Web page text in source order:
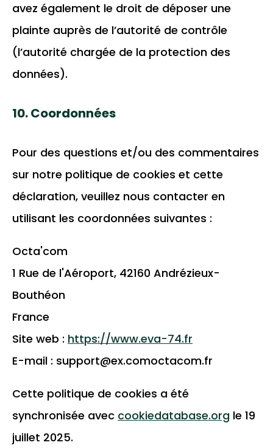
avez également le droit de déposer une
plainte auprès de l’autorité de contrôle
(l’autorité chargée de la protection des
données).
10. Coordonnées
Pour des questions et/ou des commentaires
sur notre politique de cookies et cette
déclaration, veuillez nous contacter en
utilisant les coordonnées suivantes :
Octa'com
1 Rue de l'Aéroport, 42160 Andrézieux-
Bouthéon
France
Site web : https://www.eva-74.fr
E-mail : support@ex.comoctacom.fr
Cette politique de cookies a été
synchronisée avec cookiedatabase.org le 19
juillet 2025.